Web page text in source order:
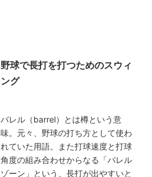
野球で長打を打つためのスウィ
ング
バレル（barrel）とは樽という意
味。元々、野球の打ち方として使わ
れていた用語。また打球速度と打球
角度の組み合わせからなる「バレル
ゾーン」という、長打が出やすいと